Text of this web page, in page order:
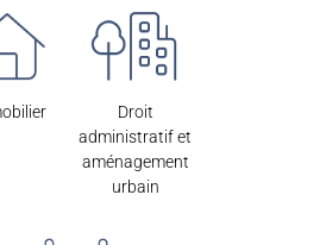
Droit
administratif et
aménagement
urbain